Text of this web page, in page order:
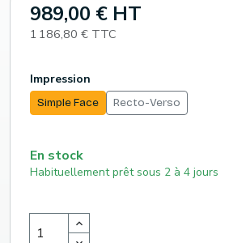
989,00 € HT
1 186,80 € TTC
Impression
Simple Face Recto-Verso
En stock
Habituellement prêt sous 2 à 4 jours